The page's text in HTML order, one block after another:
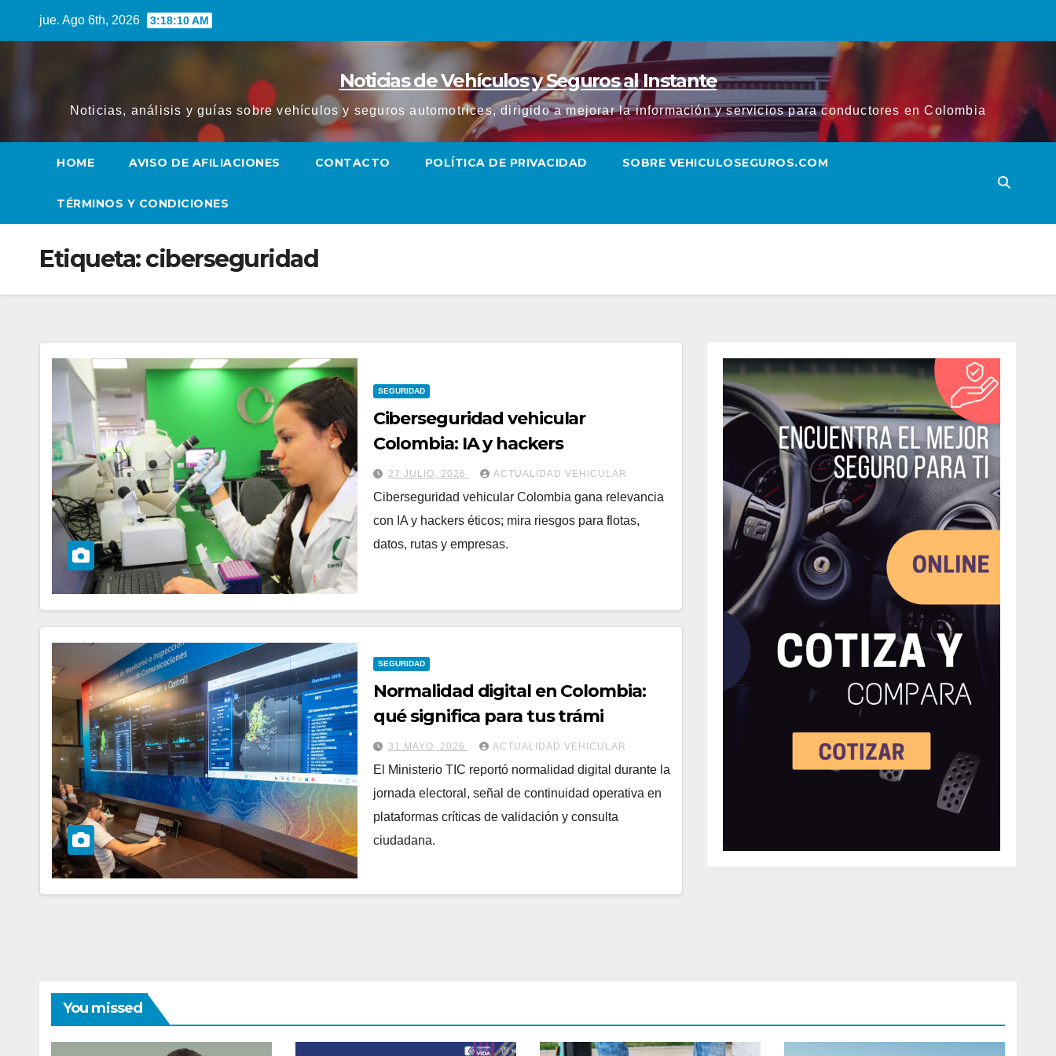
jue. Ago 6th, 2026 3:18:11 AM
Noticias de Vehículos y Seguros al Instante
Noticias, análisis y guías sobre vehículos y seguros automotrices, dirigido a mejorar la información y servicios para conductores en Colombia
HOME AVISO DE AFILIACIONES CONTACTO POLÍTICA DE PRIVACIDAD SOBRE VEHICULOSEGUROS.COM
TÉRMINOS Y CONDICIONES
Etiqueta:ciberseguridad
SEGURIDAD
Ciberseguridad vehicular
Colombia: IA y hackers
27 JULIO, 2026 ACTUALIDAD VEHICULAR
Ciberseguridad vehicular Colombia gana relevancia
con IA y hackers éticos; mira riesgos para flotas,
datos, rutas y empresas.
SEGURIDAD
Normalidad digital en Colombia:
qué significa para tus trámi
31 MAYO, 2026 ACTUALIDAD VEHICULAR
El Ministerio TIC reportó normalidad digital durante la
jornada electoral, señal de continuidad operativa en
plataformas críticas de validación y consulta
ciudadana.
You missed